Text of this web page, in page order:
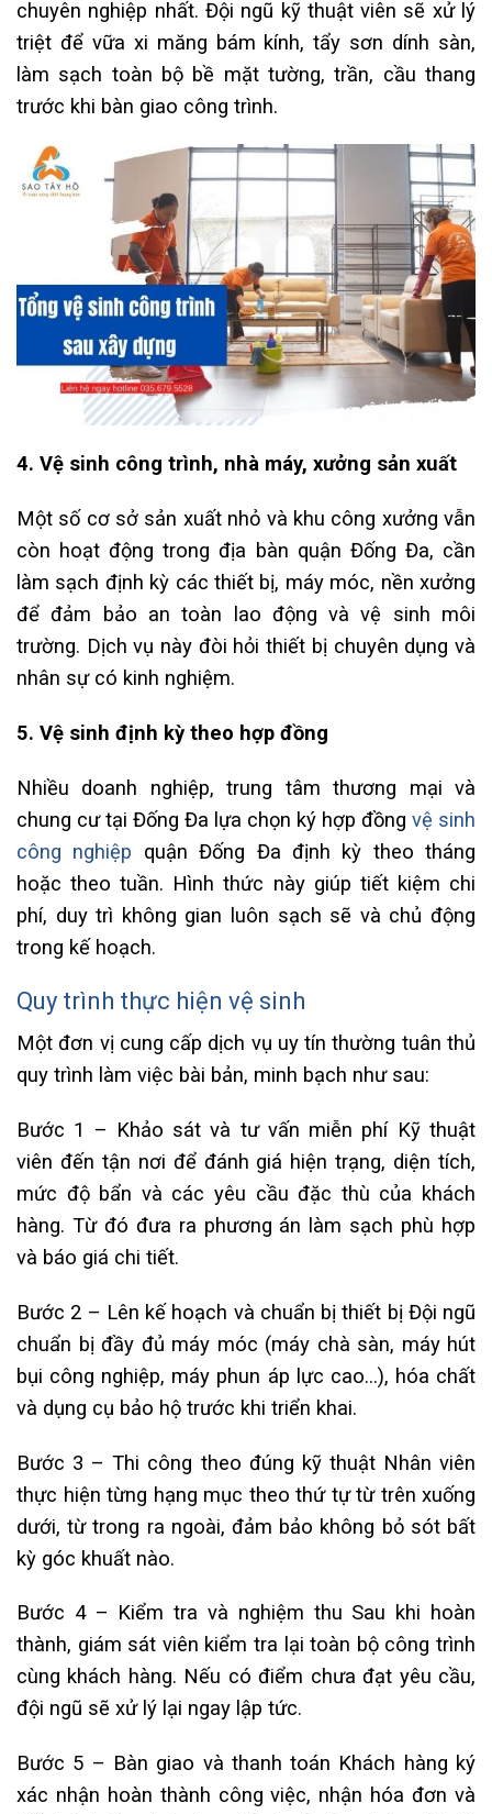
chuyên nghiệp nhất. Đội ngũ kỹ thuật viên sẽ xử lý
triệt để vữa xi măng bám kính, tẩy sơn dính sàn,
làm sạch toàn bộ bề mặt tường, trần, cầu thang
trước khi bàn giao công trình.
4. Vệ sinh công trình, nhà máy, xưởng sản xuất
Một số cơ sở sản xuất nhỏ và khu công xưởng vẫn
còn hoạt động trong địa bàn quận Đống Đa, cần
làm sạch định kỳ các thiết bị, máy móc, nền xưởng
để đảm bảo an toàn lao động và vệ sinh môi
trường. Dịch vụ này đòi hỏi thiết bị chuyên dụng và
nhân sự có kinh nghiệm.
5. Vệ sinh định kỳ theo hợp đồng
Nhiều doanh nghiệp, trung tâm thương mại và
chung cư tại Đống Đa lựa chọn ký hợp đồng vệ sinh
công nghiệp quận Đống Đa định kỳ theo tháng
hoặc theo tuần. Hình thức này giúp tiết kiệm chi
phí, duy trì không gian luôn sạch sẽ và chủ động
trong kế hoạch.
Quy trình thực hiện vệ sinh
Một đơn vị cung cấp dịch vụ uy tín thường tuân thủ
quy trình làm việc bài bản, minh bạch như sau:
Bước 1 – Khảo sát và tư vấn miễn phí Kỹ thuật
viên đến tận nơi để đánh giá hiện trạng, diện tích,
mức độ bẩn và các yêu cầu đặc thù của khách
hàng. Từ đó đưa ra phương án làm sạch phù hợp
và báo giá chi tiết.
Bước 2 – Lên kế hoạch và chuẩn bị thiết bị Đội ngũ
chuẩn bị đầy đủ máy móc (máy chà sàn, máy hút
bụi công nghiệp, máy phun áp lực cao…), hóa chất
và dụng cụ bảo hộ trước khi triển khai.
Bước 3 – Thi công theo đúng kỹ thuật Nhân viên
thực hiện từng hạng mục theo thứ tự từ trên xuống
dưới, từ trong ra ngoài, đảm bảo không bỏ sót bất
kỳ góc khuất nào.
Bước 4 – Kiểm tra và nghiệm thu Sau khi hoàn
thành, giám sát viên kiểm tra lại toàn bộ công trình
cùng khách hàng. Nếu có điểm chưa đạt yêu cầu,
đội ngũ sẽ xử lý lại ngay lập tức.
Bước 5 – Bàn giao và thanh toán Khách hàng ký
xác nhận hoàn thành công việc, nhận hóa đơn và